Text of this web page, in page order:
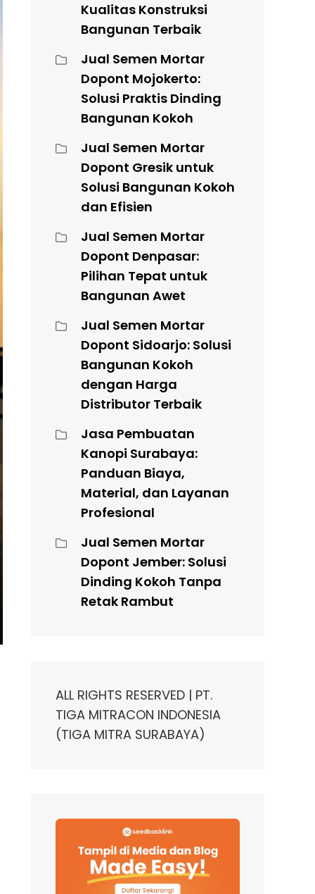
Kualitas Konstruksi
Bangunan Terbaik
Jual Semen Mortar
Dopont Mojokerto:
Solusi Praktis Dinding
Bangunan Kokoh
Jual Semen Mortar
Dopont Gresik untuk
Solusi Bangunan Kokoh
dan Efisien
Jual Semen Mortar
Dopont Denpasar:
Pilihan Tepat untuk
Bangunan Awet
Jual Semen Mortar
Dopont Sidoarjo: Solusi
Bangunan Kokoh
dengan Harga
Distributor Terbaik
Jasa Pembuatan
Kanopi Surabaya:
Panduan Biaya,
Material, dan Layanan
Profesional
Jual Semen Mortar
Dopont Jember: Solusi
Dinding Kokoh Tanpa
Retak Rambut
ALL RIGHTS RESERVED | PT.
TIGA MITRACON INDONESIA
(TIGA MITRA SURABAYA)